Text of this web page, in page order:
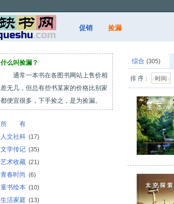
促销 捡漏
什么叫捡漏？
通常一本书在各图书网站上售价相
差无几，但总有些书某家的价格比别家
都便宜很多，下手捡之，是为捡漏。
所 有
人文社科 (17)
文学传记 (35)
艺术收藏 (21)
青春时尚 (6)
童书绘本 (10)
生活家庭 (13)
综合 (305)
排 序： 时间